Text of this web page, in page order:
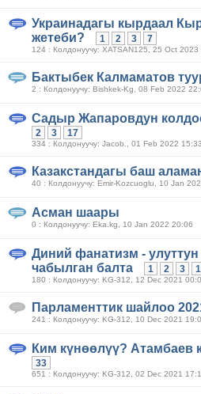
Украинадагы кырдаал
жетеби?
1 2 3 7
124 : Колдонуучу: XATSAN125, 25 Oct 2023
Бактыбек Калмаматов
2 : Колдонуучу: Bishkek-Kg, 08 Feb 2022
Садыр Жапаровдун
2
3 17
334 : Колдонуучу: Jacob., 01 Feb 2022 15:33
Казакстандагы баш
40 : Колдонуучу: Emir-Kozcuoglu, 10 Jan
Асман шаары
0 : Колдонуучу: Eka.kg, 10 Jan 2022 20:06
Диний фанатизм - улуттун
чабылган балта
1 2 3
180 : Колдонуучу: KG-312, 12 Dec 2021
Парламенттик шайлоо
241 : Колдонуучу: KG-312, 10 Dec 2021
Ким күнөөлүү? Атамбаев
33
651 : Колдонуучу: KG-312, 02 Dec 2021